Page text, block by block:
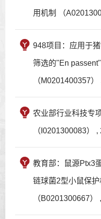
用机制 （
948项目：应用于
筛选的"En
（M0201400357
农业部行业科技专
（I0201300083）
教育部：鼠源Ptx3
链球菌2型小鼠保
（B0201300667